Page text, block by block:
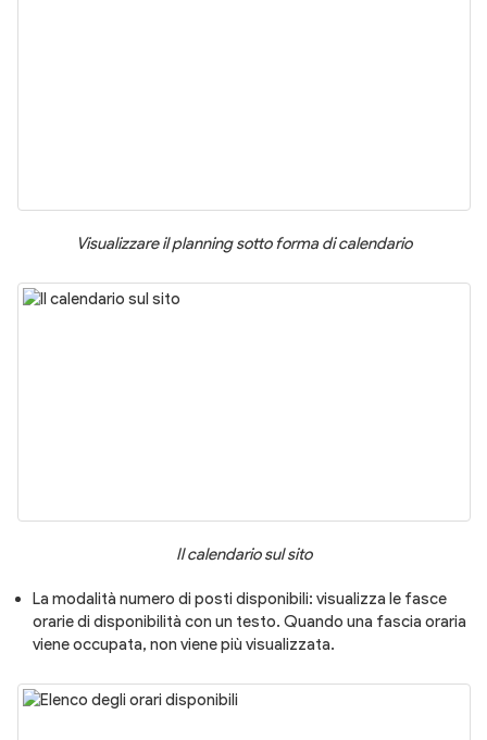
Visualizzare il planning sotto forma di calendario
Il calendario sul sito
La modalità numero di posti disponibili: visualizza le fasce
orarie di disponibilità con un testo. Quando una fascia oraria
viene occupata, non viene più visualizzata.